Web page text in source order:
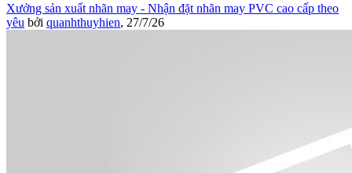
Xưởng sản xuất nhãn may - Nhận đặt nhãn may PVC cao cấp theo
yêu bởi quanhthuyhien, 27/7/26